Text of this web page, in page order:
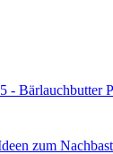
- Bärlauchbutter
zum